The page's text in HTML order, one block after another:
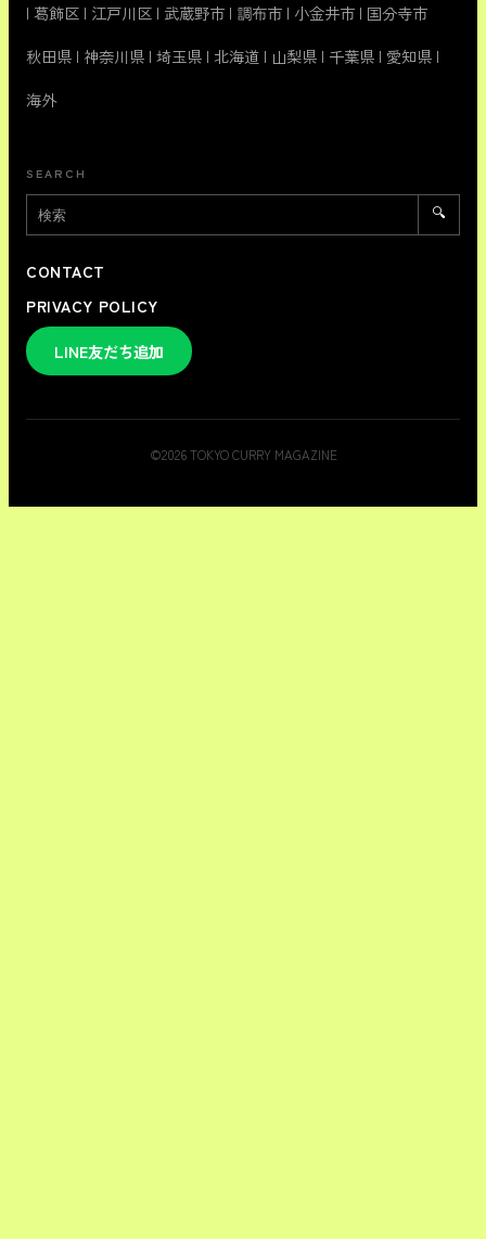
| 葛飾区 | 江戸川区 | 武蔵野市 | 調布市 | 小金井市 | 国分寺市
秋田県 | 神奈川県 | 埼玉県 | 北海道 | 山梨県 | 千葉県 | 愛知県 |
海外
SEARCH
🔍
CONTACT
PRIVACY POLICY
LINE友だち追加
©2026TOKYO CURRY MAGAZINE